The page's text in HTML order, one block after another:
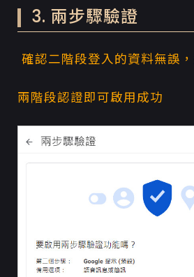
3. 兩步驟驗證
確認二階段登入的資料無誤
兩階段認證即可啟用成功